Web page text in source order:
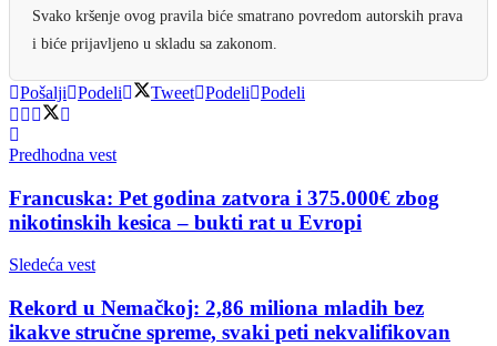
Svako kršenje ovog pravila biće smatrano povredom autorskih prava
i biće prijavljeno u skladu sa zakonom.
Pošalji Podeli Tweet Podeli Podeli
Predhodna vest
Francuska: Pet godina zatvora i 375.000€ zbog
nikotinskih kesica – bukti rat u Evropi
Sledeća vest
Rekord u Nemačkoj: 2,86 miliona mladih bez
ikakve stručne spreme, svaki peti nekvalifikovan